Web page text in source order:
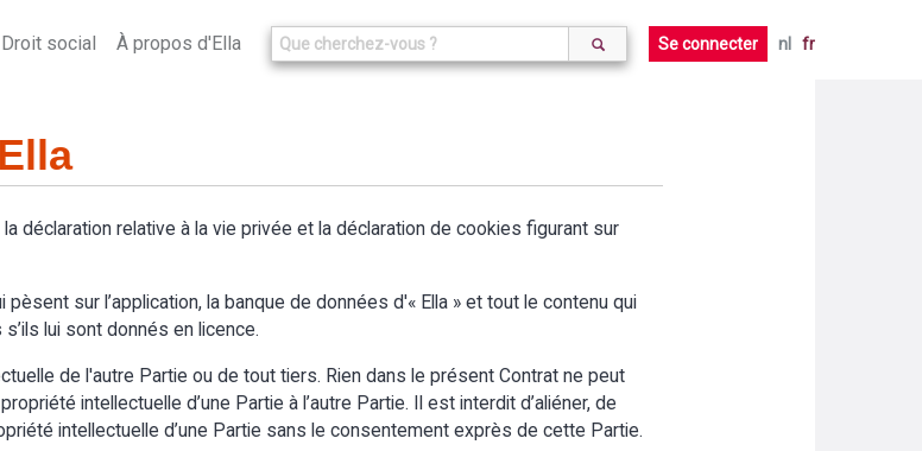
Droit social À propos d'Ella Se connecter nl fr
déclaration relative à la vie privée et la déclaration de cookies figurant sur
sur l’application, la banque de données d'« Ella » et tout le contenu qui
lui sont donnés en licence.
de l'autre Partie ou de tout tiers. Rien dans le présent Contrat ne peut
intellectuelle d’une Partie à l’autre Partie. Il est interdit d’aliéner, de
intellectuelle d’une Partie sans le consentement exprès de cette Partie.